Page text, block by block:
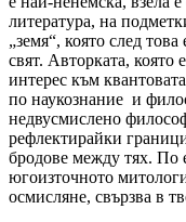
литература, на
„земя“, която след
свят. Авторката, която
интерес към
по наукознание и
недвусмислено
рефлектирайки
бродове между тях. По
югоизточното
осмисляне, свързва в